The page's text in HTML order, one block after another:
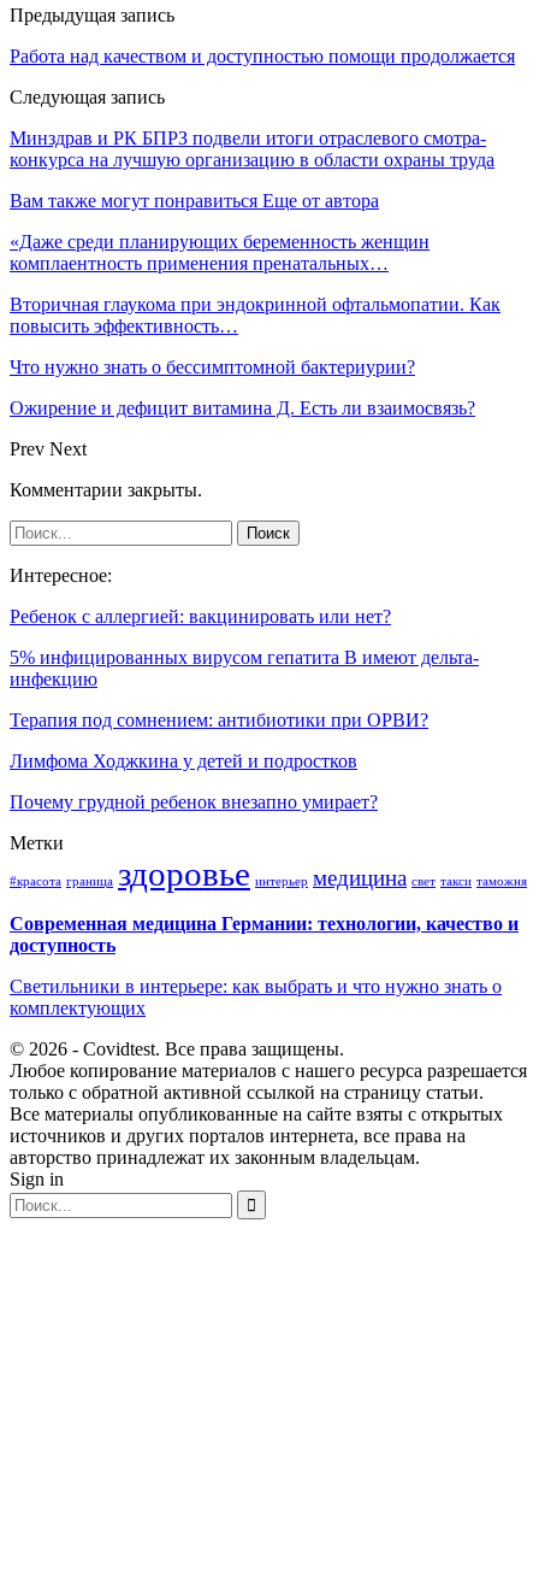
Предыдущая запись
Работа над качеством и доступностью помощи продолжается
Следующая запись
Минздрав и РК БПРЗ подвели итоги отраслевого смотра-
конкурса на лучшую организацию в области охраны труда
Вам также могут понравиться Еще от автора
«Даже среди планирующих беременность женщин
комплаентность применения пренатальных…
Вторичная глаукома при эндокринной офтальмопатии. Как
повысить эффективность…
Что нужно знать о бессимптомной бактериурии?
Ожирение и дефицит витамина Д. Есть ли взаимосвязь?
Prev Next
Комментарии закрыты.
Интересное:
Ребенок с аллергией: вакцинировать или нет?
5% инфицированных вирусом гепатита B имеют дельта-
инфекцию
Терапия под сомнением: антибиотики при ОРВИ?
Лимфома Ходжкина у детей и подростков
Почему грудной ребенок внезапно умирает?
Метки
#красота граница здоровье интерьер медицина свет такси таможня
Современная медицина Германии: технологии, качество и
доступность
Светильники в интерьере: как выбрать и что нужно знать о
комплектующих
© 2026 - Covidtest. Все права защищены.
Любое копирование материалов с нашего ресурса разрешается
только с обратной активной ссылкой на страницу статьи.
Все материалы опубликованные на сайте взяты с открытых
источников и других порталов интернета, все права на
авторство принадлежат их законным владельцам.
Sign in